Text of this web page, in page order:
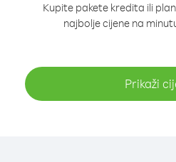
Kupite pakete kredita ili
najbolje cijene na
Prikaži